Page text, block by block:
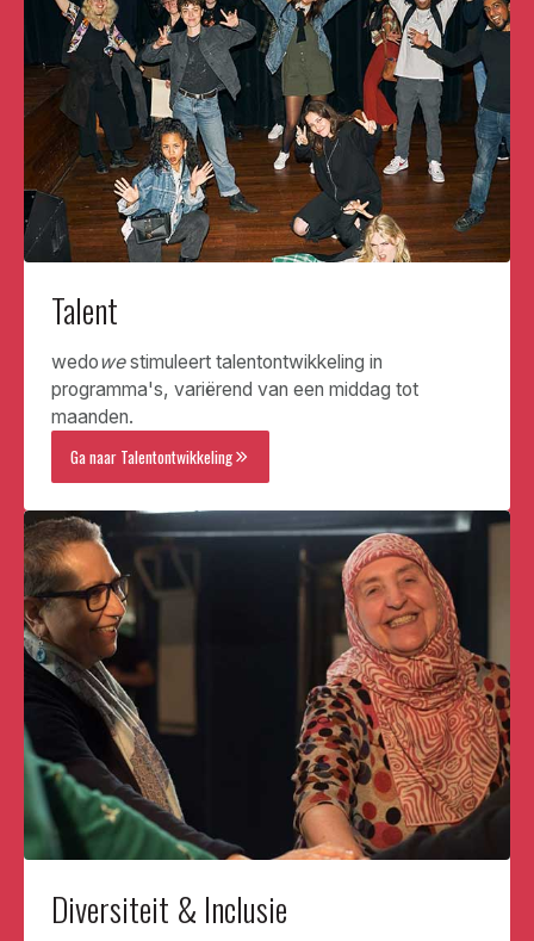
Talent
wedowestimuleert talentontwikkeling in
programma's, variërend van een middag tot
maanden.
Ga naar Talentontwikkeling
Diversiteit & Inclusie